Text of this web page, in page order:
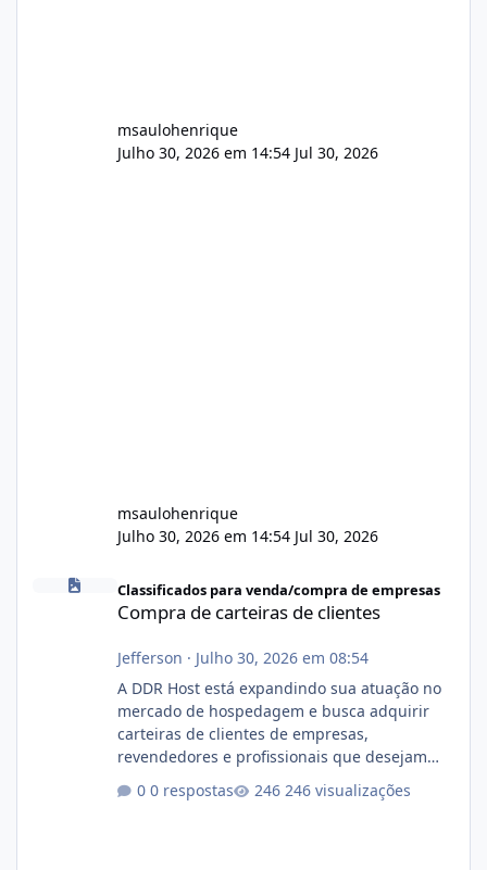
msaulohenrique
Julho 30, 2026 em 14:54 Jul 30, 2026
msaulohenrique
Julho 30, 2026 em 14:54 Jul 30, 2026
Classificados para venda/compra de empresas
Compra de carteiras de clientes
Jefferson · Julho 30, 2026 em 08:54
A DDR Host está expandindo sua atuação no
mercado de hospedagem e busca adquirir
carteiras de clientes de empresas,
revendedores e profissionais que desejam
operação. Se você possui clientes ativos de
0 respostas 246 visualizações